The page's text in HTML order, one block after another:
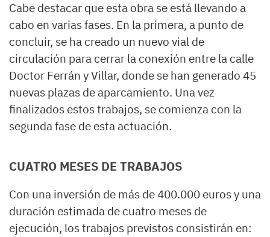
Cabe destacar que esta obra se está llevando a
cabo en varias fases. En la primera, a punto de
concluir, se ha creado un nuevo vial de
circulación para cerrar la conexión entre la calle
Doctor Ferrán y Villar, donde se han generado 45
nuevas plazas de aparcamiento. Una vez
finalizados estos trabajos, se comienza con la
segunda fase de esta actuación.
CUATRO MESES DE TRABAJOS
Con una inversión de más de 400.000 euros y una
duración estimada de cuatro meses de
ejecución, los trabajos previstos consistirán en: